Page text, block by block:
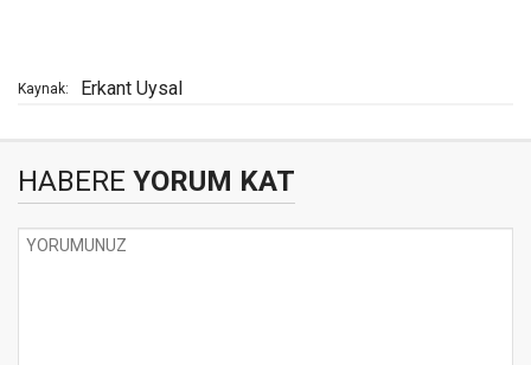
Kaynak: Erkant Uysal
HABERE YORUM KAT